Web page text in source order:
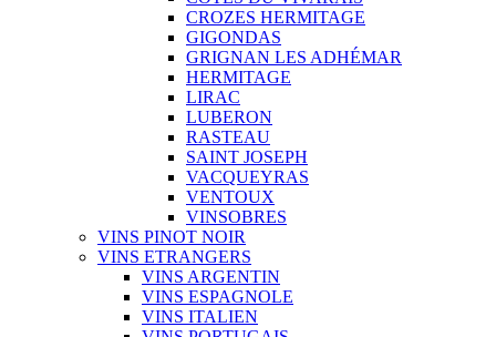
CROZES HERMITAGE
GIGONDAS
GRIGNAN LES ADHÉMAR
HERMITAGE
LIRAC
LUBERON
RASTEAU
SAINT JOSEPH
VACQUEYRAS
VENTOUX
VINSOBRES
VINS PINOT NOIR
VINS ETRANGERS
VINS ARGENTIN
VINS ESPAGNOLE
VINS ITALIEN